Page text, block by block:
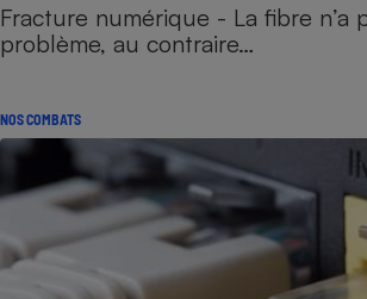
Fracture numérique - La fibre n’a
problème, au contraire…
NOS COMBATS